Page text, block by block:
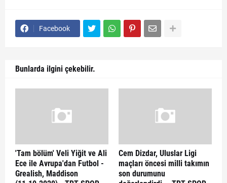
Facebook
Bunlarda ilgini çekebilir.
'Tam bölüm' Veli Yiğit ve Ali
Ece ile Avrupa'dan Futbol -
Grealish, Maddison
Cem Dizdar, Uluslar Ligi
maçları öncesi milli takımın
son durumunu